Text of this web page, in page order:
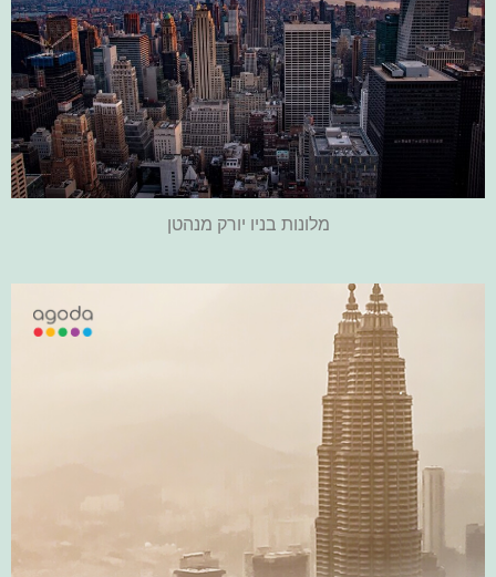
מלונות בניו יורק מנהטן